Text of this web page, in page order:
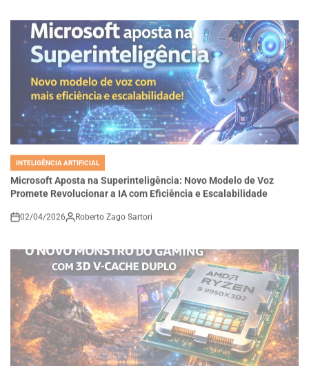
POSTED
IN
INTELIGÊNCIA ARTIFICIAL
Microsoft Aposta na Superinteligência: Novo Modelo de Voz
Promete Revolucionar a IA com Eficiência e Escalabilidade
on
02/04/2026 Roberto Zago Sartori
POSTED
INTELIGÊNCIA ARTIFICIAL